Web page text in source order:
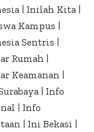
Inilah Kita
Kampus
Sentris
Rumah
Keamanan
Info
Info
Ini Bekasi